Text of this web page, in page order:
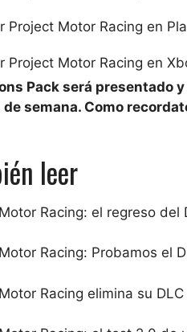
Project Motor Racing en
Project Motor Racing en
Pack será presentado
semana. Como
leer
Racing: el regreso
Racing: Probamos el
Racing elimina su